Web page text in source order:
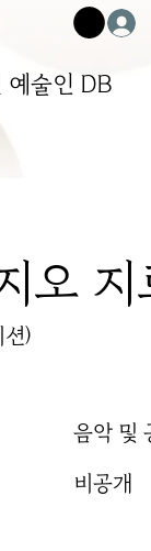
예술인 DB
오
)
음악 및
​비공개